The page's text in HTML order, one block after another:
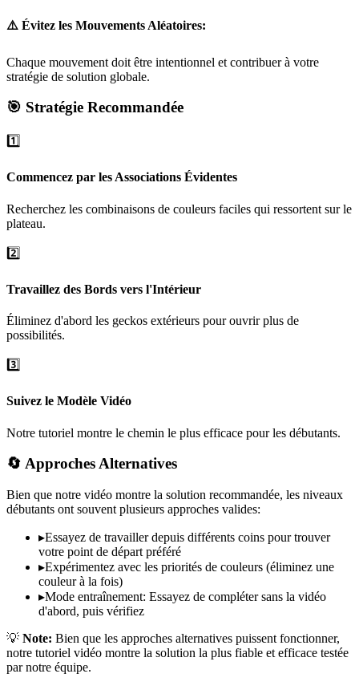
⚠️ Évitez les Mouvements Aléatoires:
Chaque mouvement doit être intentionnel et contribuer à votre
stratégie de solution globale.
🎯 Stratégie Recommandée
1️⃣
Commencez par les Associations Évidentes
Recherchez les combinaisons de couleurs faciles qui ressortent sur le
plateau.
2️⃣
Travaillez des Bords vers l'Intérieur
Éliminez d'abord les geckos extérieurs pour ouvrir plus de
possibilités.
3️⃣
Suivez le Modèle Vidéo
Notre tutoriel montre le chemin le plus efficace pour les débutants.
🔄 Approches Alternatives
Bien que notre vidéo montre la solution recommandée, les niveaux
débutants ont souvent plusieurs approches valides:
▸Essayez de travailler depuis différents coins pour trouver
votre point de départ préféré
▸Expérimentez avec les priorités de couleurs (éliminez une
couleur à la fois)
▸Mode entraînement: Essayez de compléter sans la vidéo
d'abord, puis vérifiez
💡 Note: Bien que les approches alternatives puissent fonctionner,
notre tutoriel vidéo montre la solution la plus fiable et efficace testée
par notre équipe.